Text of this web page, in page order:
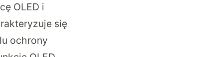
OLED i
się
ochrony